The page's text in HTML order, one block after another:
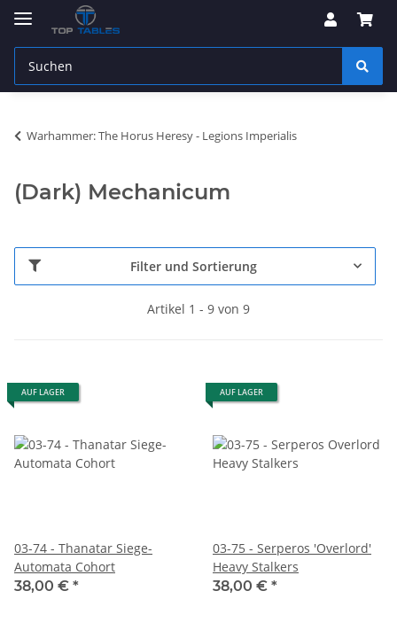
Warhammer: The Horus Heresy - Legions Imperialis
(Dark) Mechanicum
Filter und Sortierung
Artikel 1 - 9 von 9
AUF LAGER
03-74 - Thanatar Siege-
Automata Cohort
38,00 € *
AUF LAGER
03-75 - Serperos 'Overlord'
Heavy Stalkers
38,00 € *